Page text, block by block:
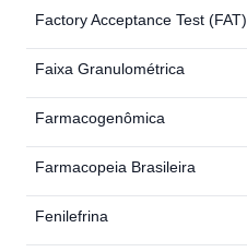
Factory Acceptance Test (FAT)
Faixa Granulométrica
Farmacogenômica
Farmacopeia Brasileira
Fenilefrina